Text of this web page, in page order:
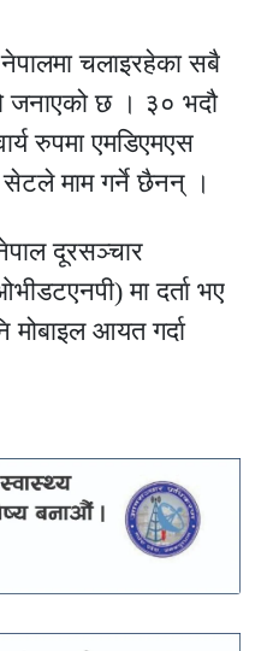
चलाइरहेका सबै
जनाएको छ । ३० भदौ
रुपमा एमडिएमएस
सेटले माम गर्ने छैनन् ।
दूरसञ्चार
मा दर्ता भए
मोबाइल आयत गर्दा